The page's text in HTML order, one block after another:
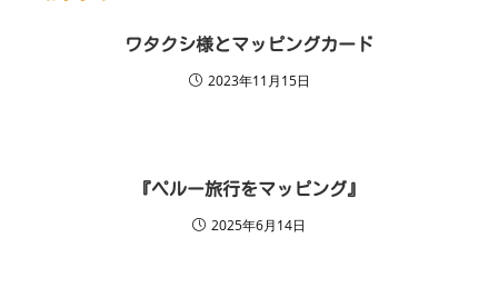
ワタクシ様とマッピングカード
2023年11月15日
『ペルー旅行をマッピング』
2025年6月14日